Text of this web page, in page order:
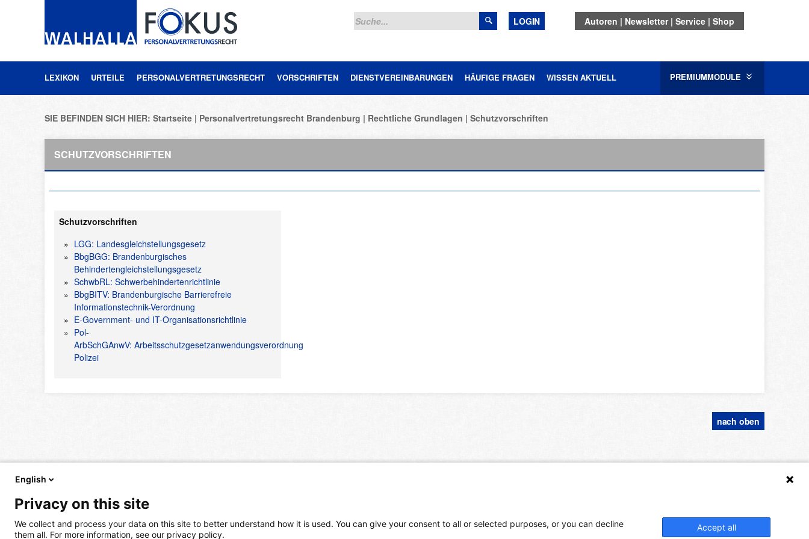
LOGIN Autoren Newsletter Service Shop
LEXIKON URTEILE PERSONALVERTRETUNGSRECHT VORSCHRIFTEN DIENSTVEREINBARUNGEN HÄUFIGE FRAGEN WISSEN AKTUELL PREMIUMMODULE
SIE BEFINDEN SICH HIER: Startseite Personalvertretungsrecht Brandenburg Rechtliche Grundlagen Schutzvorschriften
SCHUTZVORSCHRIFTEN
Schutzvorschriften
LGG: Landesgleichstellungsgesetz
BbgBGG: Brandenburgisches
Behindertengleichstellungsgesetz
SchwbRL: Schwerbehindertenrichtlinie
BbgBITV: Brandenburgische Barrierefreie
Informationstechnik-Verordnung
E-Government- und IT-Organisationsrichtlinie
Pol-
ArbSchGAnwV: Arbeitsschutzgesetzanwendungsverordnung
Polizei
nach oben
English
Privacy on this site
We collect and process your data on this site to better understand how it is used. You can give your consent to all or selected purposes, or you can decline
them all. For more information, see our privacy policy.
Accept all